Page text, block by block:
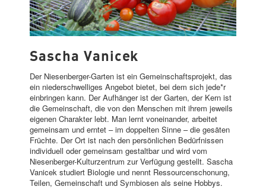
Sascha Vanicek
Der Niesenberger-Garten ist ein Gemeinschaftsprojekt, das
ein niederschwelliges Angebot bietet, bei dem sich jede*r
einbringen kann. Der Aufhänger ist der Garten, der Kern ist
die Gemeinschaft, die von den Menschen mit ihrem jeweils
eigenen Charakter lebt. Man lernt voneinander, arbeitet
gemeinsam und erntet – im doppelten Sinne – die gesäten
Früchte. Der Ort ist nach den persönlichen Bedürfnissen
individuell oder gemeinsam gestaltbar und wird vom
Niesenberger-Kulturzentrum zur Verfügung gestellt. Sascha
Vanicek studiert Biologie und nennt Ressourcenschonung,
Teilen, Gemeinschaft und Symbiosen als seine Hobbys.